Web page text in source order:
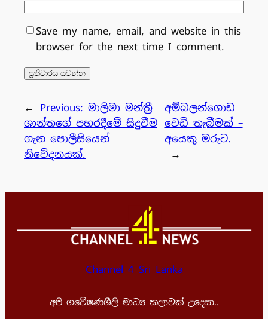
Save my name, email, and website in this
browser for the next time I comment.
← Previous: මාලිමා මන්ත්‍රී
ශාන්තගේ පහරදීමේ සිදුවීම
ගැන පොලීසියෙන්
නිවේදනයක්.
අම්බලන්ගොඩ
වෙඩි තැබීමක් –
අයෙකු මරුට.
→
Channel 4 Sri Lanka
අපි ගවේෂණශීලි මාධ්‍ය කලාවක් උදෙසා..